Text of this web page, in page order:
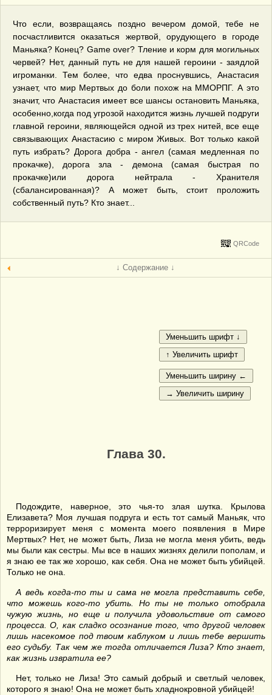
Что если, возвращаясь поздно вечером домой, тебе не
посчастливится оказаться жертвой, орудующего в городе
Маньяка? Конец? Game over? Тление и корм для могильных
червей? Нет, данный путь не для нашей героини - заядлой
игроманки. Тем более, что едва проснувшись, Анастасия
узнает, что мир Мертвых до боли похож на ММОРПГ. А это
значит, что Анастасия имеет все шансы остановить Маньяка,
особенно,когда под угрозой находится жизнь лучшей подруги
главной героини, являющейся одной из трех нитей, все еще
связывающих Анастасию с миром Живых. Вот только какой
путь избрать? Дорога добра - ангел (самая медленная по
прокачке), дорога зла - демона (самая быстрая по
прокачке)или дорога нейтрала - Хранителя
(сбалансированная)? А может быть, стоит проложить
собственный путь? Кто знает...
QRCode
↓ Содержание ↓
Глава 30.
Подождите, наверное, это чья-то злая шутка. Крылова
Елизавета? Моя лучшая подруга и есть тот самый Маньяк, что
терроризирует меня с момента моего появления в Мире
Мертвых? Нет, не может быть, Лиза не могла меня убить, ведь
мы были как сестры. Мы все в наших жизнях делили пополам, и
я знаю ее так же хорошо, как себя. Она не может быть убийцей.
Только не она.
А ведь когда-то ты и сама не могла представить себе,
что можешь кого-то убить. Но ты не только отобрала
чужую жизнь, но еще и получила удовольствие от самого
процесса. О, как сладко осознание того, что другой человек
лишь насекомое под твоим каблуком и лишь тебе вершить
его судьбу. Так чем же тогда отличается Лиза? Кто знает,
как жизнь извратила ее?
Нет, только не Лиза! Это самый добрый и светлый человек,
которого я знаю! Она не может быть хладнокровной убийцей!